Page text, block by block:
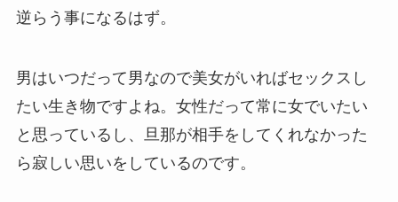
逆らう事になるはず。
男はいつだって男なので美女がいればセックスし
たい生き物ですよね。女性だって常に女でいたい
と思っているし、旦那が相手をしてくれなかった
ら寂しい思いをしているのです。